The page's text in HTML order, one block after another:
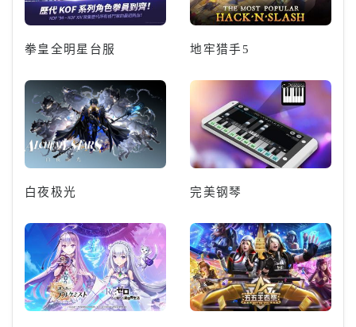
拳皇全明星台服 地牢猎手5
白夜极光 完美钢琴